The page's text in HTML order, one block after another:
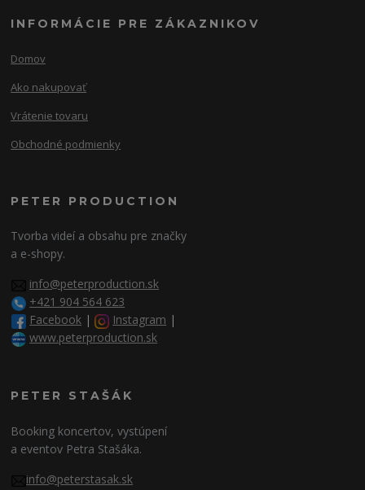
INFORMÁCIE PRE ZÁKAZNIKOV
Domov
Ako nakupovať
Vrátenie tovaru
Obchodné podmienky
PETER PRODUCTION
Tvorba videí a obsahu pre značky
a e-shopy.
info@peterproduction.sk
+421 904 564 623
Facebook | Instagram |
www.peterproduction.sk
PETER STAŠÁK
Booking koncertov, vystúpení
a eventov Petra Stašáka.
info@peterstasak.sk